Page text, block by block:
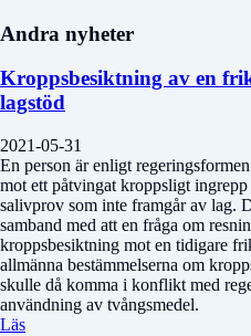
Andra nyheter
Kroppsbesiktning av en
lagstöd
2021-05-31
En person är enligt
mot ett påtvingat kroppsligt
salivprov som inte framgår av lag.
samband med att en fråga om
kroppsbesiktning mot en tidigare
allmänna bestämmelserna om
skulle då komma i konflikt med
användning av tvångsmedel.
Läs